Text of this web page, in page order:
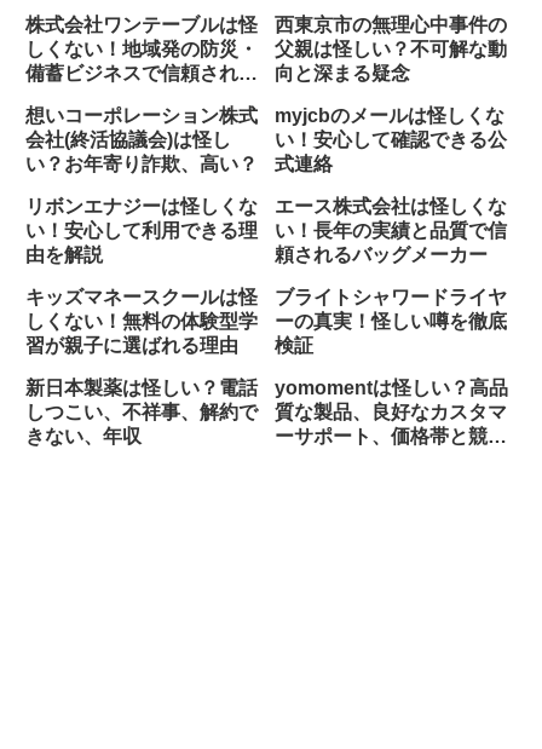
株式会社ワンテーブルは怪
しくない！地域発の防災・
備蓄ビジネスで信頼される
西東京市の無理心中事件の
父親は怪しい？不可解な動
向と深まる疑念
想いコーポレーション株式
会社(終活協議会)は怪し
い？お年寄り詐欺、高い？
myjcbのメールは怪しくな
い！安心して確認できる公
式連絡
リボンエナジーは怪しくな
い！安心して利用できる理
由を解説
エース株式会社は怪しくな
い！長年の実績と品質で信
頼されるバッグメーカー
キッズマネースクールは怪
しくない！無料の体験型学
習が親子に選ばれる理由
ブライトシャワードライヤ
ーの真実！怪しい噂を徹底
検証
新日本製薬は怪しい？電話
しつこい、不祥事、解約で
きない、年収
yomomentは怪しい？高品
質な製品、良好なカスタマ
ーサポート、価格帯と競争